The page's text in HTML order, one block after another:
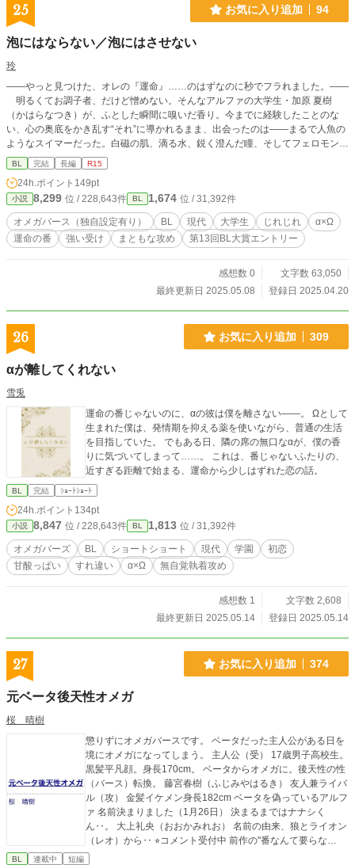
25 お気に入り追加 94
泡にはならない／泡にはさせない
玲
――やっと見つけた、オレの『運命』……のはずなのに秒でフラれました。――
明るくてお調子者、だけど憎めない。そんなアルファの大学生・加原 夏樹
（かはらなつき）が、ふとした瞬間に嗅いだ香り。今までに経験したことのな
い、心の奥底をかき乱す“それ”に導かれるまま、出会ったのは——まるで人魚の
ようなスイマーだった。白磁の肌、滴る水、鋭く澄んだ瞳、そしてフェロモン
が、理性を吹き飛ばす。出会った瞬間、確信した。 「『運命だ』！オレと
『番』になってくれ！」 衝動のままに告げた愛の言葉。けれど……。 「運命
論者は、間に合ってますんで。」 返ってきたのは、冷たい拒絶……。 これ
は、『運命』に憧れる一途なアルファと、『運命』なんて信じない冷静なオメガ
の、正反対なふたりが織りなす、もどかしくて、熱くて、ちょっと切ない恋のは
じまり。 オメガバースという世界の中で、「個」として「愛」を選び取るた
めの物語。 彼が彼を選ぶまで。彼が彼を認めるまで。 ——『運命』が、ただ
BL 完結 長編 R15
24h.ポイント 149pt
小説 8,299 位 / 228,643件 BL 1,674 位 / 31,392件
オメガバース（独自設定有り） BL 現代 大学生 じれじれ
α×Ω
運命の番
強い受け まともな攻め 第13回BL大賞エントリー
感想数 0
文字数 63,050
最終更新日 2025.05.08
登録日 2025.04.20
26 お気に入り追加 309
αが離してくれない
雪兎
運命の番じゃないのに、αの彼は僕を離さない――。 Ωとして
生まれた僕は、発情期を抑える薬を使いながら、普通の生活
を目指していた。 でもある日、隣の席の無口なαが、僕の香
りに気づいてしまって……。 これは、番じゃないふたりの、
近すぎる距離で始まる、運命から少しはずれた恋の話。
BL 完結 ｼｮｰﾄｼｮｰﾄ
24h.ポイント 134pt
小説 8,847 位 / 228,643件 BL 1,813 位 / 31,392件
オメガバーズ BL ショートショート 現代 学園
初恋
甘酸っぱい
すれ違い α×Ω 無自覚執着攻め
感想数 1
文字数 2,608
最終更新日 2025.05.14
登録日 2025.05.14
27 お気に入り追加 374
元ベータ後天性オメガ
桜 晴樹
懲りずにオメガバースです。 ベータだった主人公がある日を
境にオメガになってしまう。 主人公（受） 17歳男子高校生。
黒髪平凡顔。身長170cm。 ベータからオメガに。後天性の性
（バース）転換。 藤宮春樹（ふじみやはるき） 友人兼ライバ
ル（攻） 金髪イケメン身長182cm ベータを偽っているアルフ
ァ 名前決まりました（1月26日） 決まるまではナナシく
ん‥。 大上礼央（おおかみれお） 名前の由来、狼とライオン
（レオ）から‥ ⭐︎コメント受付中 前作の"番なんて要らな
い"は、編集作業につき、更新停滞中です。 宜しければ其方も
BL 連載中 短編